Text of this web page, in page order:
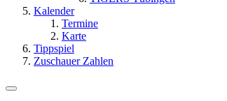
Kalender
Termine
Karte
Tippspiel
Zuschauer Zahlen